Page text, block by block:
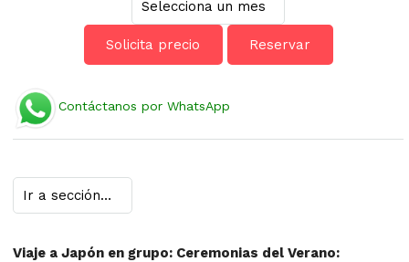
Solicita precio Reservar
Contáctanos por WhatsApp
Viaje a Japón en grupo: Ceremonias del Verano: